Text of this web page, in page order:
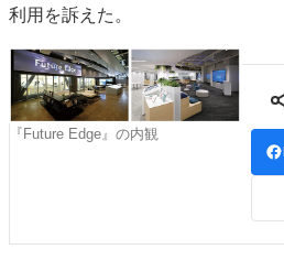
利用を訴えた。
『Future Edge』の内観